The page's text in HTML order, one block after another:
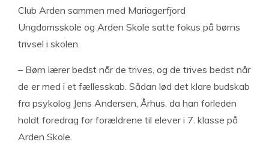
Club Arden sammen med Mariagerfjord
Ungdomsskole og Arden Skole satte fokus på børns
trivsel i skolen.
– Børn lærer bedst når de trives, og de trives bedst når
de er med i et fællesskab. Sådan lød det klare budskab
fra psykolog Jens Andersen, Århus, da han forleden
holdt foredrag for forældrene til elever i 7. klasse på
Arden Skole.